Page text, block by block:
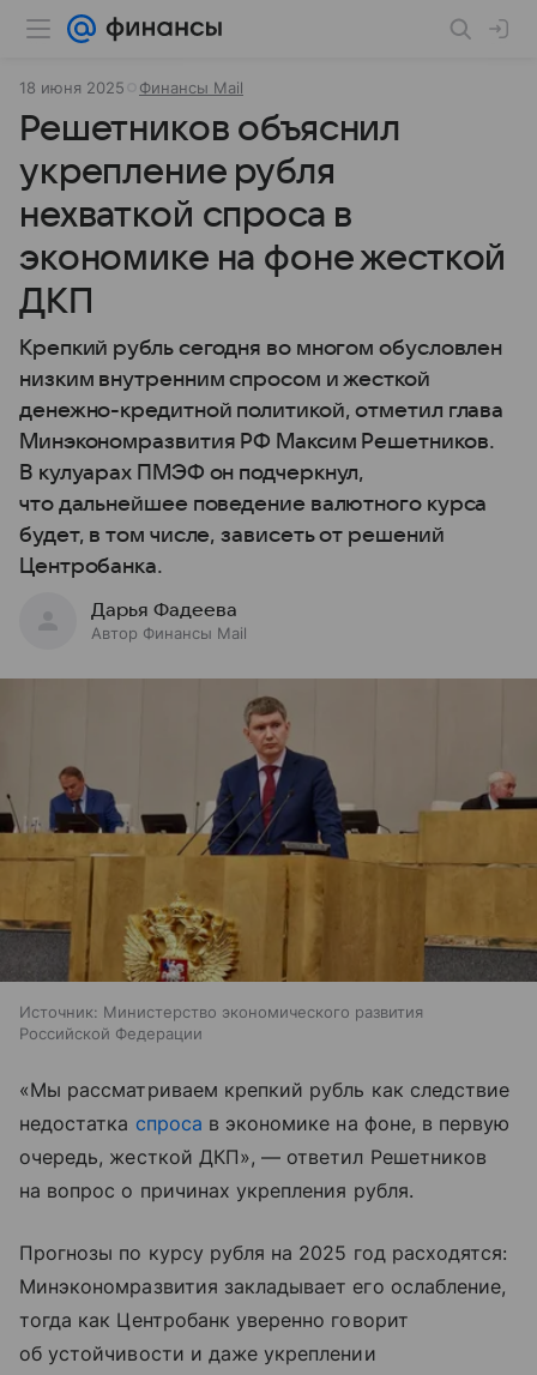
18 июня 2025 Финансы Mail
Решетников объяснил
укрепление рубля
нехваткой спроса в
экономике на фоне жесткой
ДКП
Крепкий рубль сегодня во многом обусловлен
низким внутренним спросом и жесткой
денежно-кредитной политикой, отметил глава
Минэкономразвития РФ Максим Решетников.
В кулуарах ПМЭФ он подчеркнул,
что дальнейшее поведение валютного курса
будет, в том числе, зависеть от решений
Центробанка.
Дарья Фадеева
Автор Финансы Mail
Источник: Министерство экономического развития
Российской Федерации
«Мы рассматриваем крепкий рубль как следствие
недостатка спроса в экономике на фоне, в первую
очередь, жесткой ДКП», — ответил Решетников
на вопрос о причинах укрепления рубля.
Прогнозы по курсу рубля на 2025 год расходятся:
Минэкономразвития закладывает его ослабление,
тогда как Центробанк уверенно говорит
об устойчивости и даже укреплении